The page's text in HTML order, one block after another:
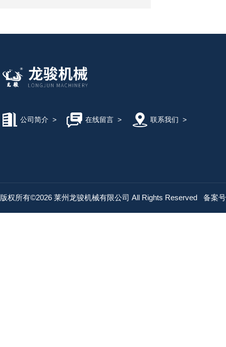
公司简介 > 在线留言> 联系我们 >
版权所有©2026 莱州龙骏机械有限公司 All Rights Reserved 备案